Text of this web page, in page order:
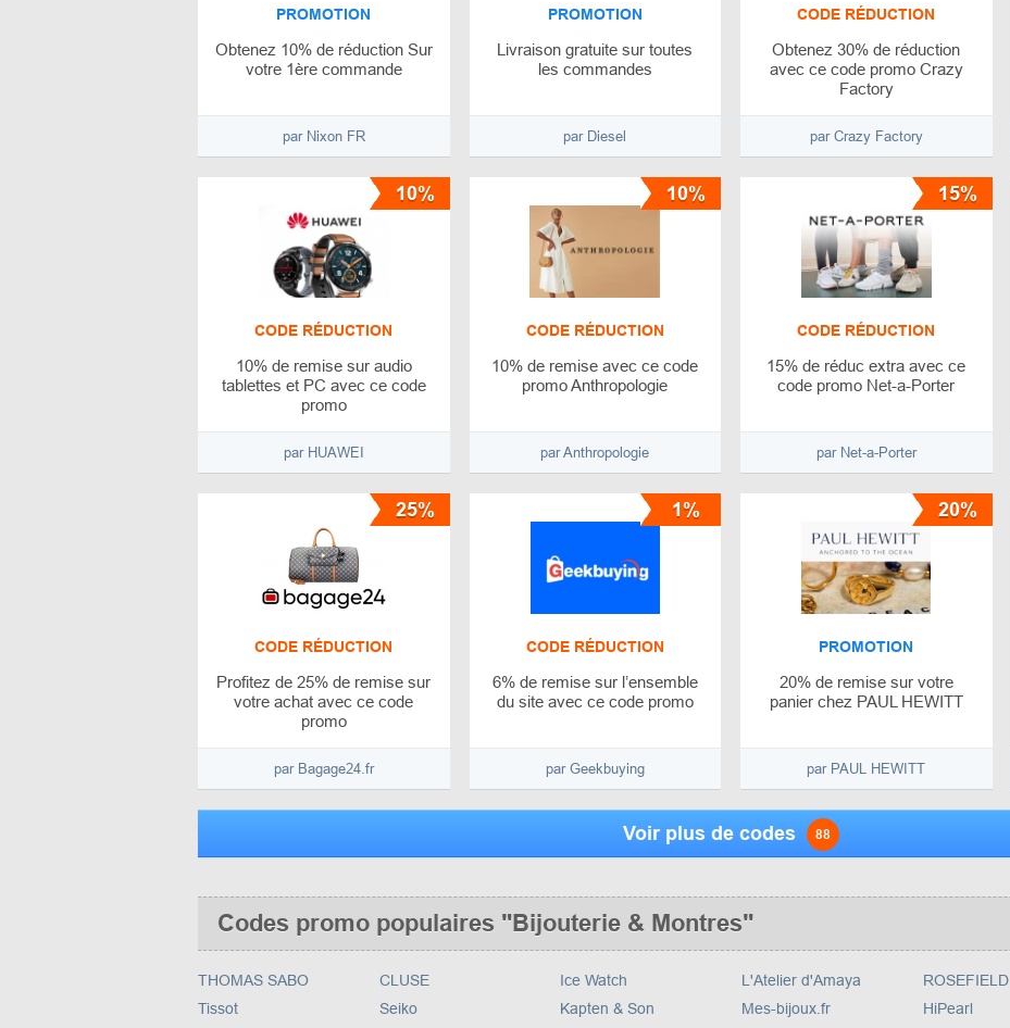
PROMOTION
Obtenez 10% de réduction Sur
votre 1ère commande
par Nixon FR
PROMOTION
Livraison gratuite sur toutes
les commandes
par Diesel
CODE RÉDUCTION
Obtenez 30% de réduction
avec ce code promo Crazy
Factory
par Crazy Factory
CODE RÉDUCTION
10% de remise sur audio
tablettes et PC avec ce code
promo
par HUAWEI
10%
CODE RÉDUCTION
10% de remise avec ce code
promo Anthropologie
par Anthropologie
10%
CODE RÉDUCTION
15% de réduc extra avec ce
code promo Net-a-Porter
par Net-a-Porter
15%
CODE RÉDUCTION
Profitez de 25% de remise sur
votre achat avec ce code
promo
par Bagage24.fr
25%
CODE RÉDUCTION
6% de remise sur l’ensemble
du site avec ce code promo
par Geekbuying
1%
PROMOTION
20% de remise sur votre
panier chez PAUL HEWITT
par PAUL HEWITT
20%
Voir plus de codes 88
Codes promo populaires "Bijouterie & Montres"
THOMAS SABO
Tissot
CLUSE
Seiko
Ice Watch
Kapten & Son
L'Atelier d'Amaya
Mes-bijoux.fr
ROSEFIELD
HiPearl